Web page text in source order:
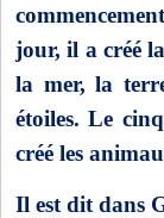
jour, il a créé
la mer, la
étoiles. Le
créé les
Il est dit dans